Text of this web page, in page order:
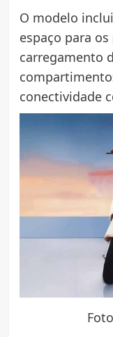
O modelo
espaço para
carregamento
conectividade